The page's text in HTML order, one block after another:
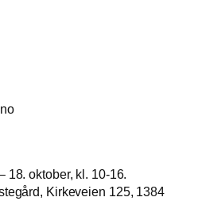
18. oktober, kl. 10-16.
Kirkeveien 125, 1384